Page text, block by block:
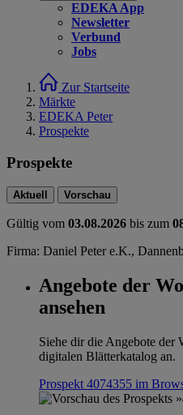
EDEKA App
Newsletter
Verbund
Jobs
Zur Startseite
Märkte
EDEKA Peter
Prospekte
Prospekte
Aktuell Vorschau
Gültig vom 03.08.2026 bis zum
Firma: Daniel Peter e.K.,
Angebote der
ansehen
Siehe dir die Angebote der
digitalen Blätterkatalog an.
Prospekt 4074355 im